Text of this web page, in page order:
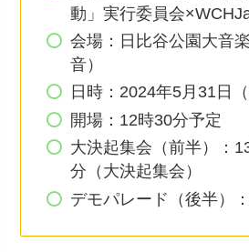
動」実行委員会
会場：日比谷公園大音
音）
日時：2024年5月31日
開場：12時30分予定
大決起集会（前半）：
分（大決起集会）
デモパレード（後半）